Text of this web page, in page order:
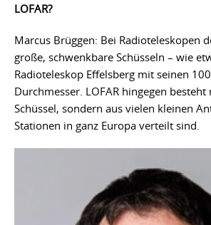
LOFAR?
Marcus Brüggen: Bei Radioteleskopen
große, schwenkbare Schüsseln – wie
Radioteleskop Effelsberg mit seinen
Durchmesser. LOFAR hingegen
Schüssel, sondern aus vielen kleinen
Stationen in ganz Europa verteilt sind.